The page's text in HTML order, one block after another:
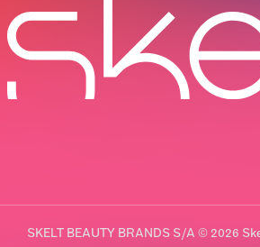
SKELT BEAUTY BRANDS S/A © 2026